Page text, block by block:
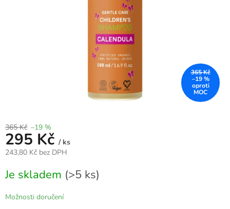
365 Kč
–19 %
365 Kč –19 %
295 Kč / ks
243,80 Kč bez DPH
cena:
Je skladem (>5 ks)
Možnosti doručení